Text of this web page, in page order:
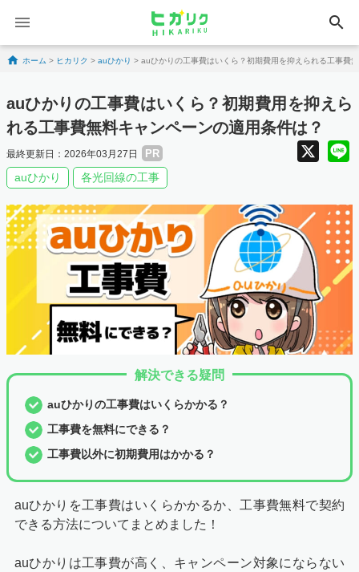
search
Skip to content
ホーム > ヒカリク > auひかり > auひかりの工事費はいくら？初期費用を抑えられる工事費
auひかりの工事費はいくら？初期費用を抑えら
れる工事費無料キャンペーンの適用条件は？
最終更新日：2026年03月27日 PR X
auひかり 各光回線の工事
解決できる疑問
auひかりの工事費はいくらかかる？
工事費を無料にできる？
工事費以外に初期費用はかかる？
auひかりを工事費はいくらかかるか、工事費無料で契約
できる方法についてまとめました！
auひかりは工事費が高く、キャンペーン対象にならない